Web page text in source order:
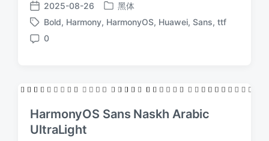
发
布
日
2025-08-26
发
布
黑体
标
签
Bold, Harmony, HarmonyOS, Huawei, Sans, ttf
评
0
HarmonyOS Sans Naskh Arabic
UltraLight